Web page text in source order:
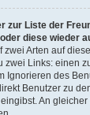
zur Liste der
diese wieder
zwei Arten auf
zwei Links: einen
Ignorieren des
Benutzer zu
An